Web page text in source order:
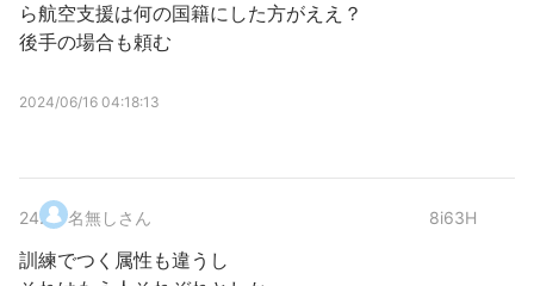
ら航空支援は何の国籍にした方がええ？
後手の場合も頼む
2024/06/16 04:18:13
24. 名無しさん 8i63H
訓練でつく属性も違うし